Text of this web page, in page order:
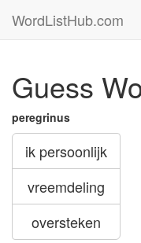
WordListHub.com
Guess
peregrinus
ik persoonlijk
vreemdeling
oversteken